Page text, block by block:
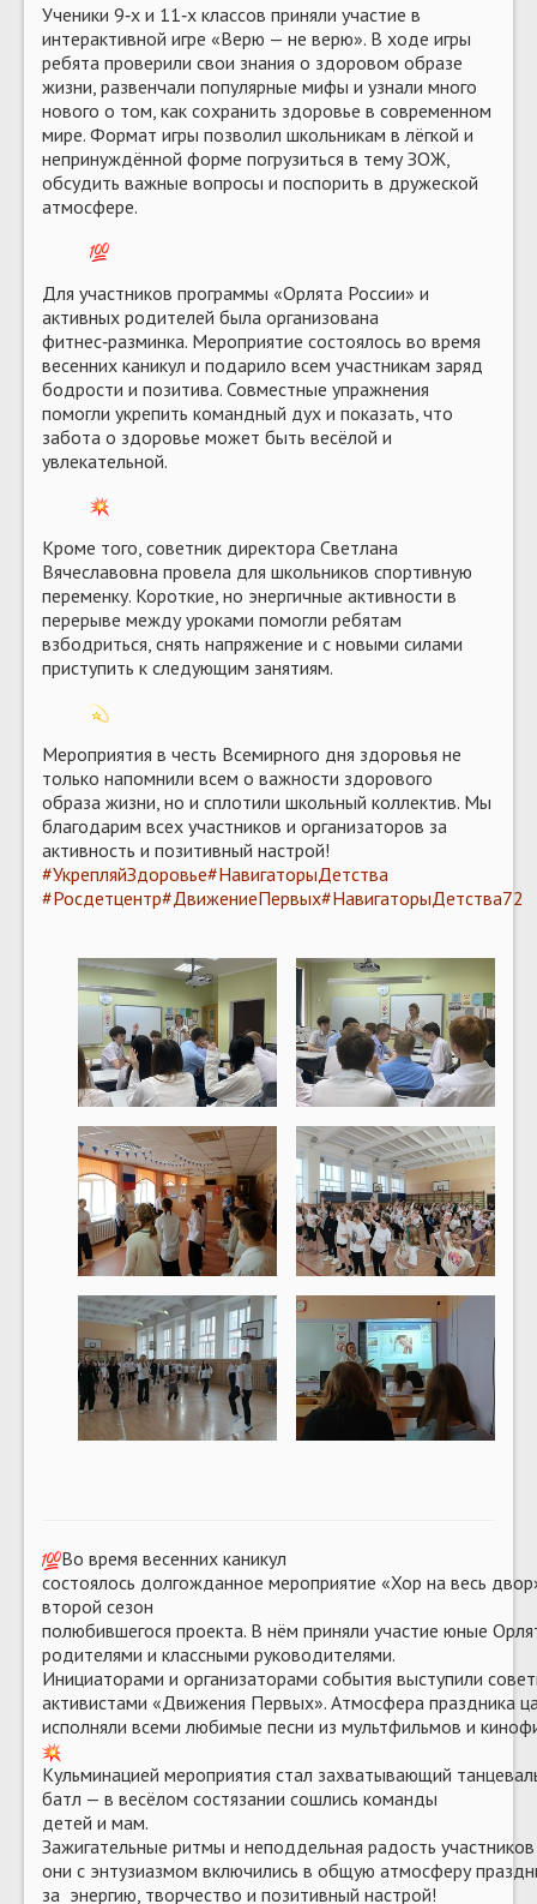
Ученики 9‑х и 11‑х классов приняли участие в
интерактивной игре «Верю — не верю». В ходе игры
ребята проверили свои знания о здоровом образе
жизни, развенчали популярные мифы и узнали много
нового о том, как сохранить здоровье в современном
мире. Формат игры позволил школьникам в лёгкой и
непринуждённой форме погрузиться в тему ЗОЖ,
обсудить важные вопросы и поспорить в дружеской
атмосфере.
Для участников программы «Орлята России» и
активных родителей была организована
фитнес‑разминка. Мероприятие состоялось во время
весенних каникул и подарило всем участникам заряд
бодрости и позитива. Совместные упражнения
помогли укрепить командный дух и показать, что
забота о здоровье может быть весёлой и
увлекательной.
Кроме того, советник директора Светлана
Вячеславовна провела для школьников спортивную
переменку. Короткие, но энергичные активности в
перерыве между уроками помогли ребятам
взбодриться, снять напряжение и с новыми силами
приступить к следующим занятиям.
Мероприятия в честь Всемирного дня здоровья не
только напомнили всем о важности здорового
образа жизни, но и сплотили школьный коллектив. Мы
благодарим всех участников и организаторов за
активность и позитивный настрой!
#УкрепляйЗдоровье#НавигаторыДетства
#Росдетцентр#ДвижениеПервых#НавигаторыДетства72
Во время весенних каникул
состоялось долгожданное мероприятие «Хор на весь
второй сезон
полюбившегося проекта. В нём приняли участие юные
родителями и классными руководителями.
Инициаторами и организаторами события выступили
активистами «Движения Первых». ️Атмосфера праздника
исполняли всеми любимые песни из мультфильмов и
Кульминацией мероприятия стал захватывающий
батл — в весёлом состязании сошлись команды
детей и мам.
Зажигательные ритмы и неподдельная радость
они с энтузиазмом включились в общую атмосферу
за энергию, творчество и позитивный настрой!